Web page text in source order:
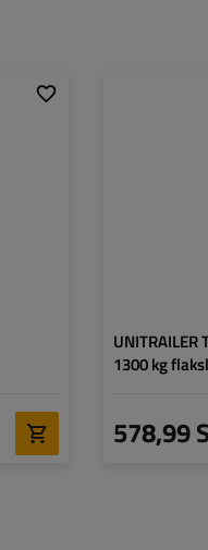
1300 kg
578,99